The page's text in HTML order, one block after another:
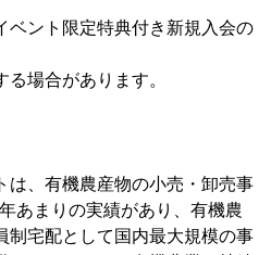
ント限定特典付き新規入会の
場合があります。
は、有機農産物の小売・卸売事
あまりの実績があり、有機農
制宅配として国内最大規模の事